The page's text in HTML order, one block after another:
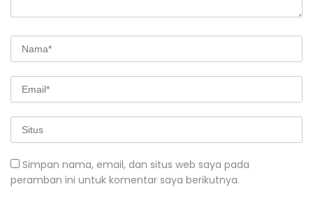
Simpan nama, email, dan situs web saya pada
peramban ini untuk komentar saya berikutnya.